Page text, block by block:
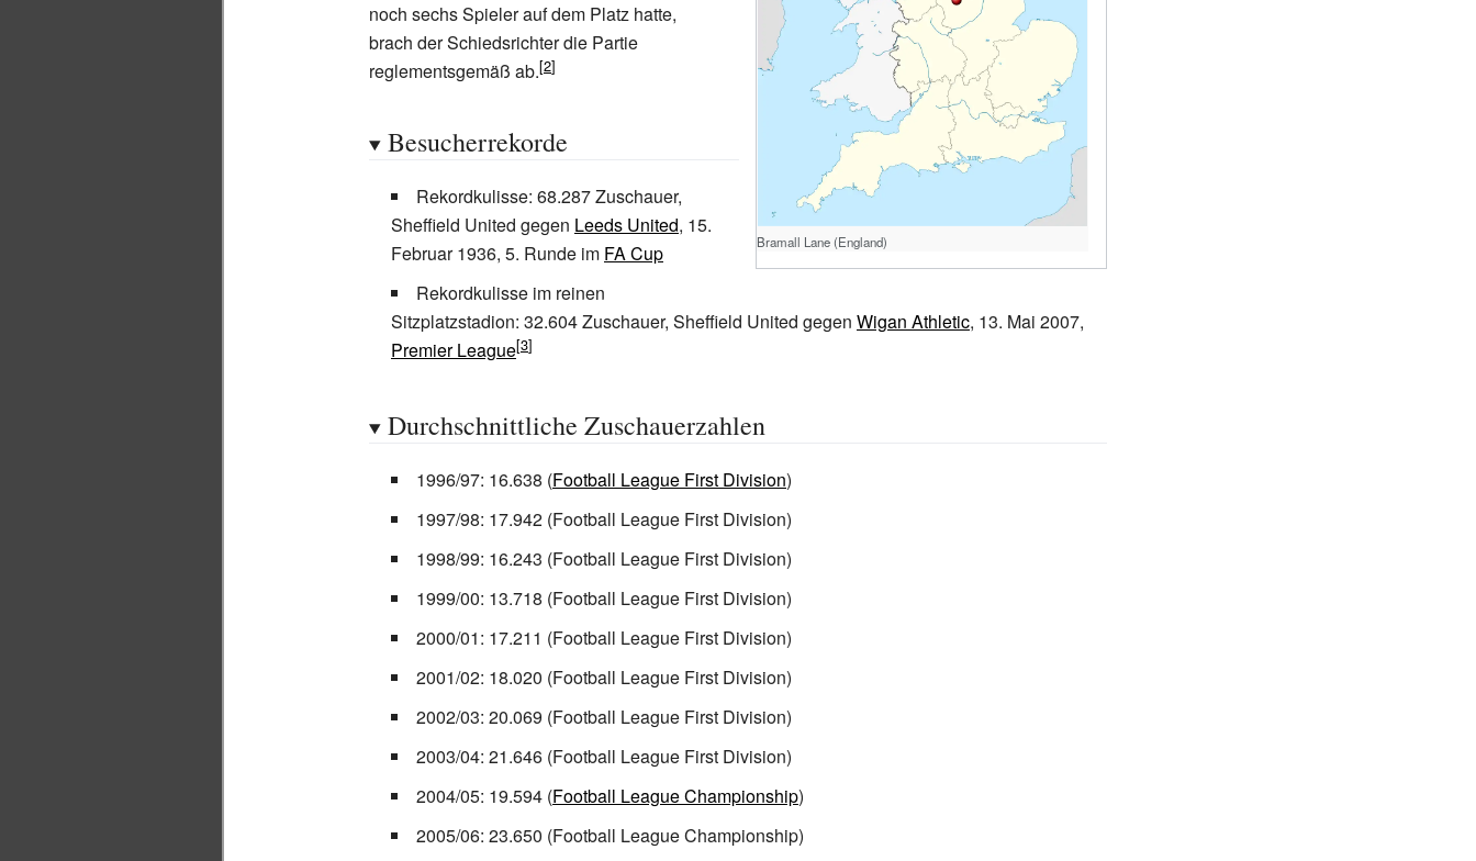
Bramall Lane (England)
noch sechs Spieler auf dem Platz hatte,
brach der Schiedsrichter die Partie
reglementsgemäß ab.
Besucherrekorde
Rekordkulisse: 68.287 Zuschauer,
Sheffield United gegen Leeds United, 15.
Februar 1936, 5. Runde im FA Cup
Rekordkulisse im reinen
Sitzplatzstadion: 32.604 Zuschauer, Sheffield United gegen Wigan Athletic, 13. Mai 2007,
Premier League
Durchschnittliche Zuschauerzahlen
1996/97: 16.638 (Football League First Division)
1997/98: 17.942 (Football League First Division)
1998/99: 16.243 (Football League First Division)
1999/00: 13.718 (Football League First Division)
2000/01: 17.211 (Football League First Division)
2001/02: 18.020 (Football League First Division)
2002/03: 20.069 (Football League First Division)
2003/04: 21.646 (Football League First Division)
2004/05: 19.594 (Football League Championship)
2005/06: 23.650 (Football League Championship)